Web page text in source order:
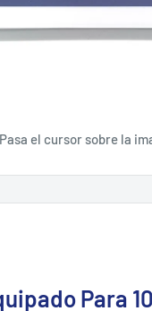
Pasa el cursor sobre la
Para